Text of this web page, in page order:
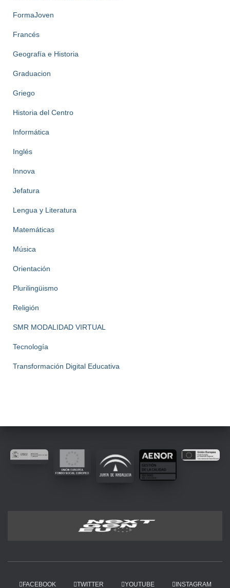
FormaJoven
Francés
Geografía e Historia
Graduacion
Griego
Historia del Centro
Informática
Inglés
Innova
Jefatura
Lengua y Literatura
Matemáticas
Música
Orientación
Plurilingüismo
Religión
SMR MODALIDAD VIRTUAL
Tecnología
Transformación Digital Educativa
FACEBOOK TWITTER YOUTUBE INSTAGRAM